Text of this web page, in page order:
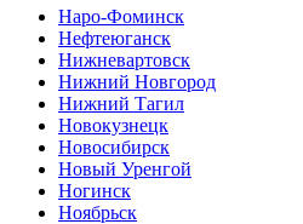
Наро-Фоминск
Нефтеюганск
Нижневартовск
Нижний Новгород
Нижний Тагил
Новокузнецк
Новосибирск
Новый Уренгой
Ногинск
Ноябрьск